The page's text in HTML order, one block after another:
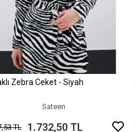
Sepete Ekle
Zebra Ceket - Siyah
Sateen
TL 1.732,50 TL